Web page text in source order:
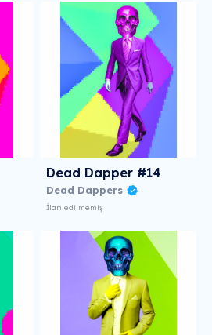
Dead Dapper #14
Dead Dappers
İlan edilmemiş